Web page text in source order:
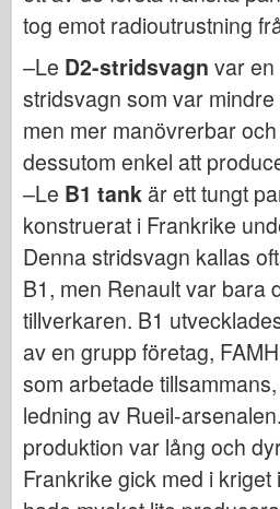
Bronco
Dnepromodel (dnepromodel)
Dragon
E.T. Modell
Fina mögel
Tapperhetskrafter
Friulmodel
Hasegawa
Heller (också)
HobbyBoss (hobbyboss)
IBG-modeller
Icm
tog emot radioutrustning
–Le D2-stridsvagn var
stridsvagn som var
men mer manövrerbar
dessutom enkel att
–Le B1 tank är ett tungt
konstruerat i Frankrike
Denna stridsvagn kallas
B1, men Renault var bara
tillverkaren. B1
av en grupp företag,
som arbetade
ledning av Rueil-
produktion var lång och
Frankrike gick med i